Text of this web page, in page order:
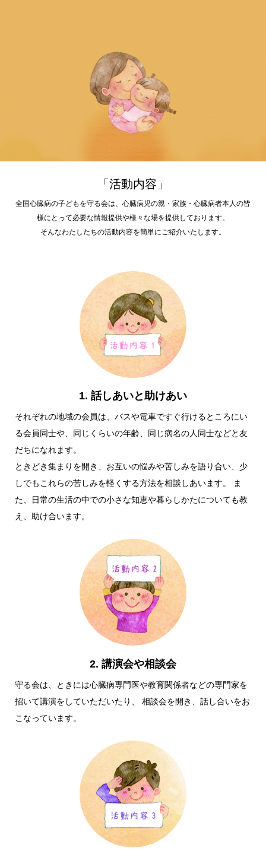
「活動内容」
全国心臓病の子どもを守る会は、心臓病児の親・家族・心臓病者本人の皆
様にとって必要な情報提供や様々な場を提供しております。
そんなわたしたちの活動内容を簡単にご紹介いたします。
1. 話しあいと助けあい
それぞれの地域の会員は、バスや電車ですぐ行けるところにい
る会員同士や、同じくらいの年齢、同じ病名の人同士などと友
だちになれます。
ときどき集まりを開き、お互いの悩みや苦しみを語り合い、少
しでもこれらの苦しみを軽くする方法を相談しあいます。 ま
た、日常の生活の中での小さな知恵や暮らしかたについても教
え、助け合います。
2. 講演会や相談会
守る会は、ときには心臓病専門医や教育関係者などの専門家を
招いて講演をしていただいたり、 相談会を開き、話し合いをお
こなっています。